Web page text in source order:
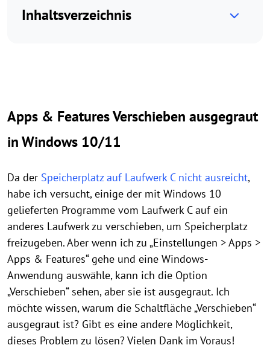
Inhaltsverzeichnis
Apps & Features Verschieben ausgegraut
in Windows 10/11
Da der Speicherplatz auf Laufwerk C nicht ausreicht,
habe ich versucht, einige der mit Windows 10
gelieferten Programme vom Laufwerk C auf ein
anderes Laufwerk zu verschieben, um Speicherplatz
freizugeben. Aber wenn ich zu „Einstellungen > Apps >
Apps & Features“ gehe und eine Windows-
Anwendung auswähle, kann ich die Option
„Verschieben“ sehen, aber sie ist ausgegraut. Ich
möchte wissen, warum die Schaltfläche „Verschieben“
ausgegraut ist? Gibt es eine andere Möglichkeit,
dieses Problem zu lösen? Vielen Dank im Voraus!